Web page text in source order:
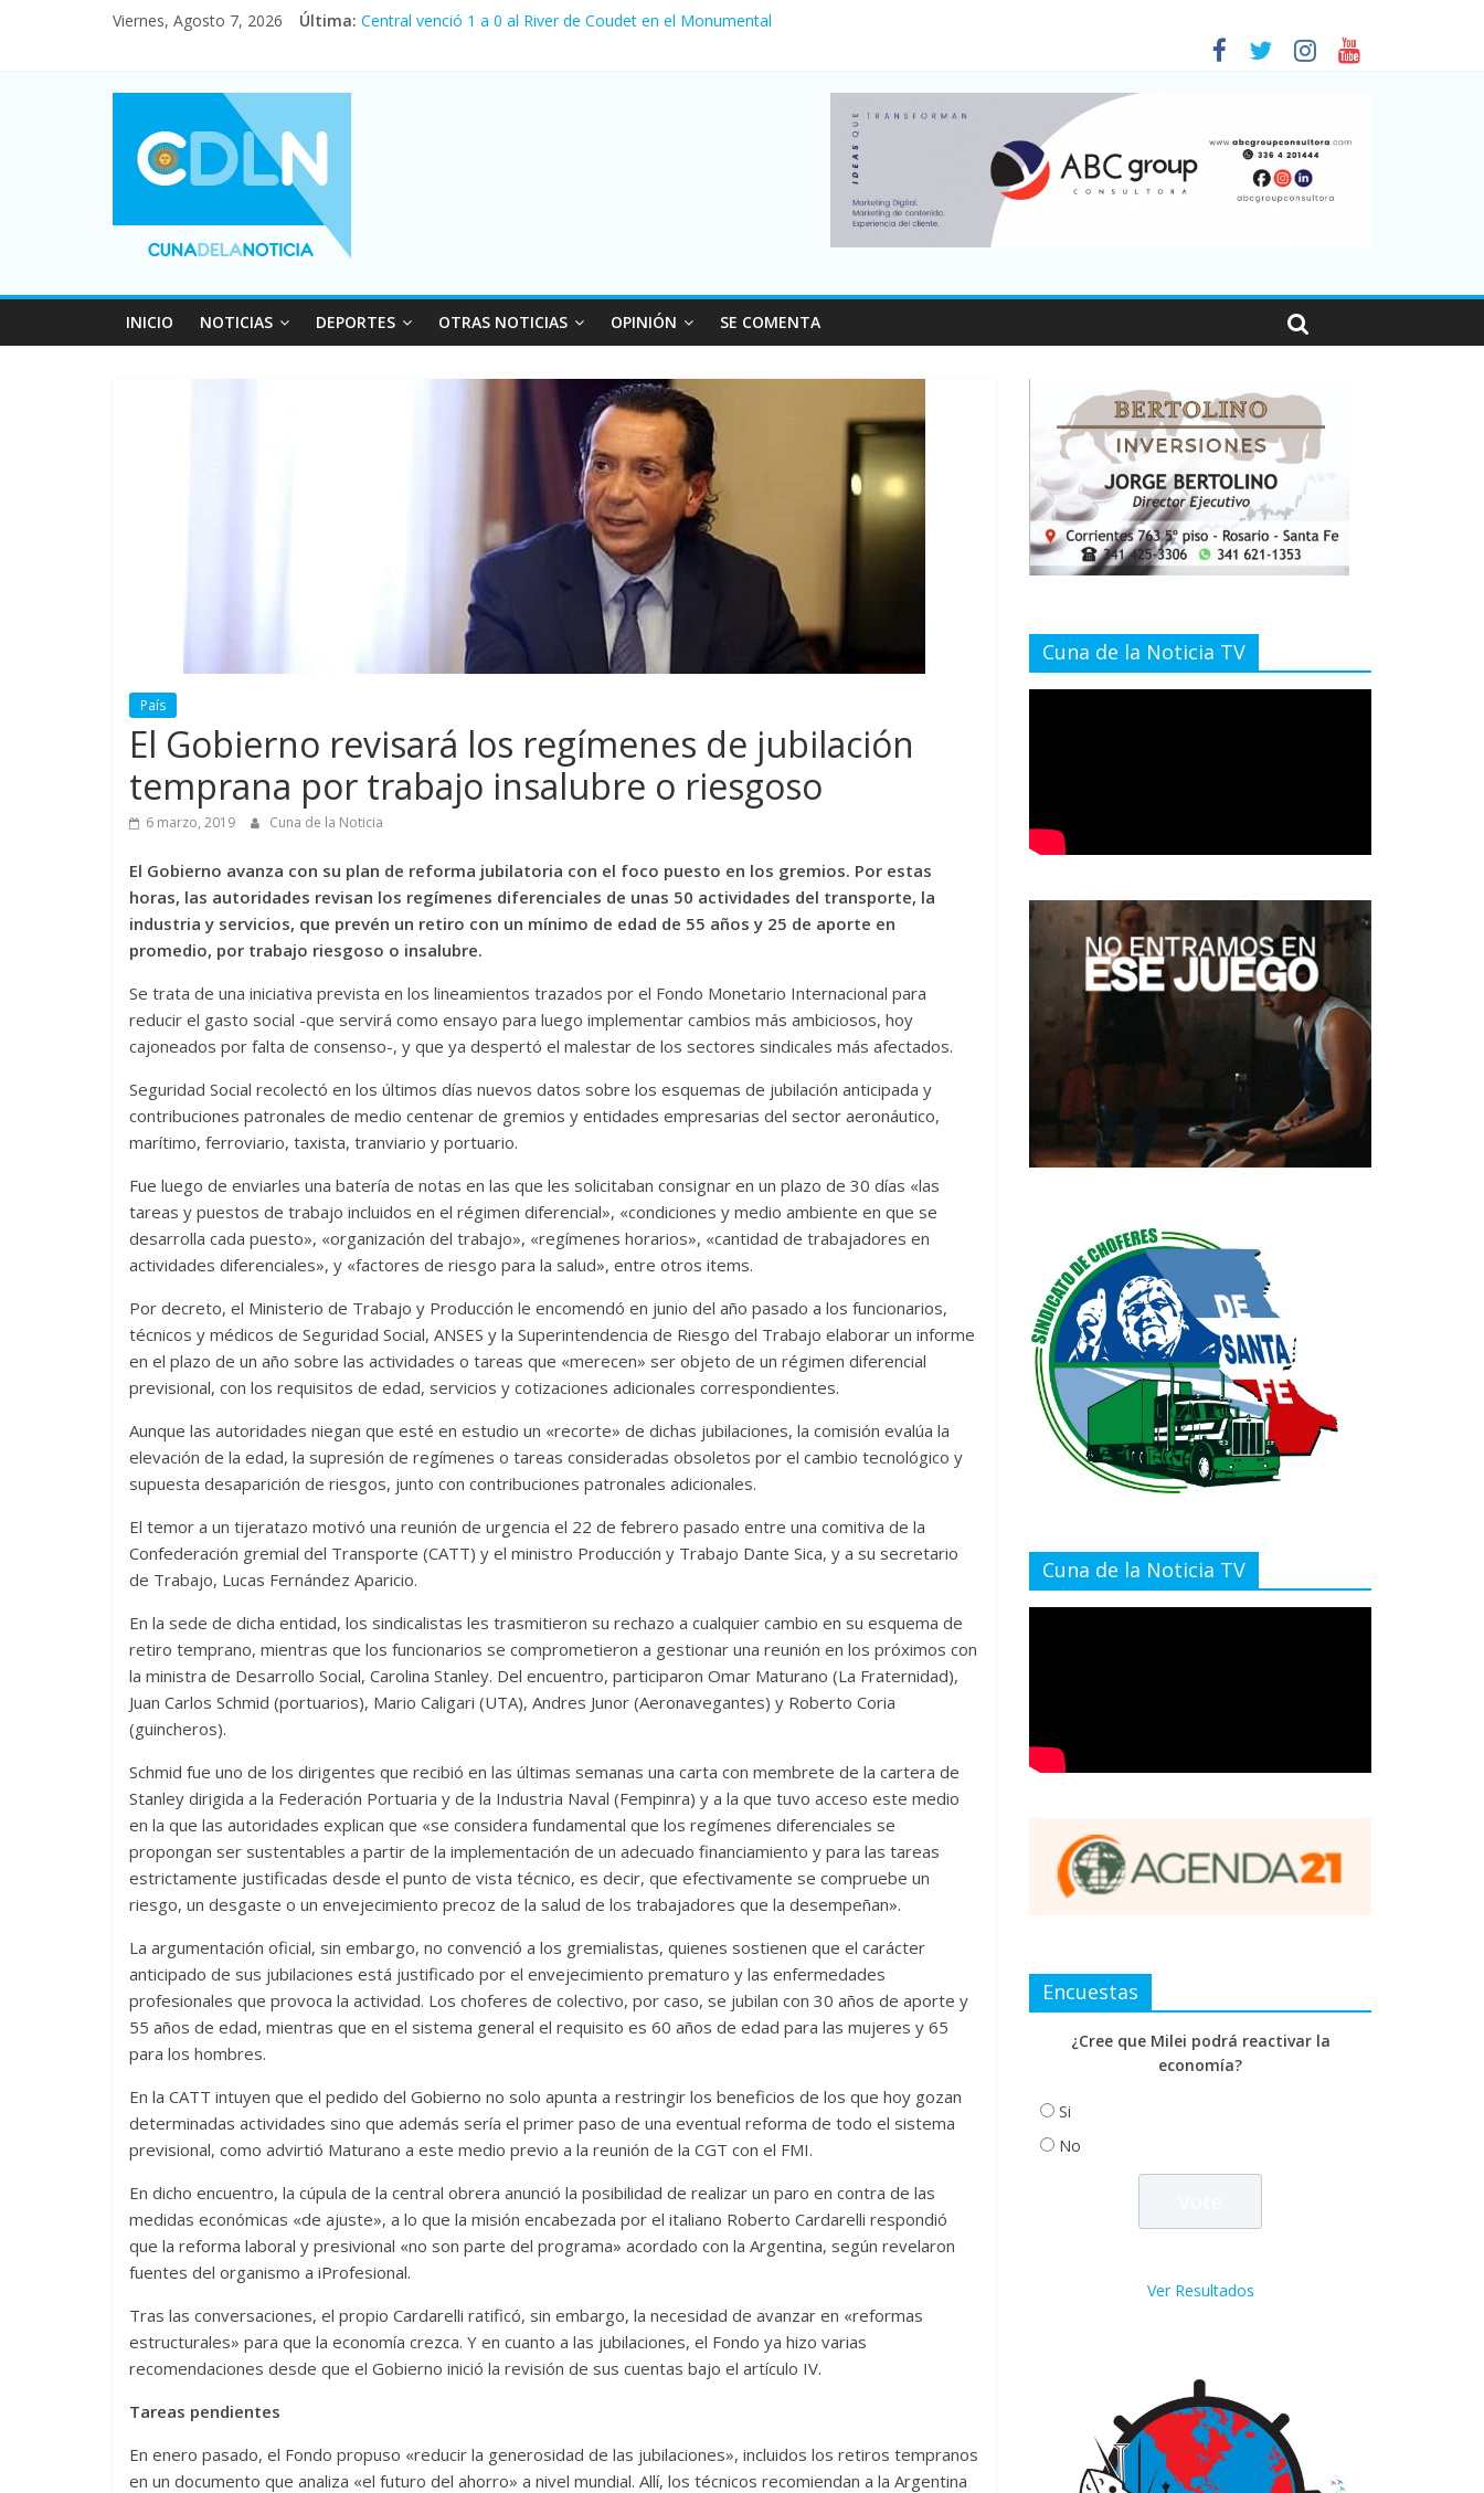
Viernes, Agosto 7, 2026 Última: Central venció 1 a 0 al River de Coudet en el Monumental
Vacaciones de invierno con más movimiento y consumo turístico: 4,6 millones de personas viajaron por el país, un 5,9% más que en 2025
Fuerte caída de la venta de autos usados en julio: bajó un 12,6% interanual
INICIO NOTICIAS DEPORTES OTRAS NOTICIAS OPINIÓN SE COMENTA
País
El Gobierno revisará los regímenes de jubilación
temprana por trabajo insalubre o riesgoso
6 marzo, 2019 Cuna de la Noticia
El Gobierno avanza con su plan de reforma jubilatoria con el foco puesto en los gremios. Por estas
horas, las autoridades revisan los regímenes diferenciales de unas 50 actividades del transporte, la
industria y servicios, que prevén un retiro con un mínimo de edad de 55 años y 25 de aporte en
promedio, por trabajo riesgoso o insalubre.
Se trata de una iniciativa prevista en los lineamientos trazados por el Fondo Monetario Internacional para
reducir el gasto social -que servirá como ensayo para luego implementar cambios más ambiciosos, hoy
cajoneados por falta de consenso-, y que ya despertó el malestar de los sectores sindicales más afectados.
Seguridad Social recolectó en los últimos días nuevos datos sobre los esquemas de jubilación anticipada y
contribuciones patronales de medio centenar de gremios y entidades empresarias del sector aeronáutico,
marítimo, ferroviario, taxista, tranviario y portuario.
Fue luego de enviarles una batería de notas en las que les solicitaban consignar en un plazo de 30 días «las
tareas y puestos de trabajo incluidos en el régimen diferencial», «condiciones y medio ambiente en que se
desarrolla cada puesto», «organización del trabajo», «regímenes horarios», «cantidad de trabajadores en
actividades diferenciales», y «factores de riesgo para la salud», entre otros items.
Por decreto, el Ministerio de Trabajo y Producción le encomendó en junio del año pasado a los funcionarios,
técnicos y médicos de Seguridad Social, ANSES y la Superintendencia de Riesgo del Trabajo elaborar un informe
en el plazo de un año sobre las actividades o tareas que «merecen» ser objeto de un régimen diferencial
previsional, con los requisitos de edad, servicios y cotizaciones adicionales correspondientes.
Aunque las autoridades niegan que esté en estudio un «recorte» de dichas jubilaciones, la comisión evalúa la
elevación de la edad, la supresión de regímenes o tareas consideradas obsoletos por el cambio tecnológico y
supuesta desaparición de riesgos, junto con contribuciones patronales adicionales.
El temor a un tijeratazo motivó una reunión de urgencia el 22 de febrero pasado entre una comitiva de la
Confederación gremial del Transporte (CATT) y el ministro Producción y Trabajo Dante Sica, y a su secretario
de Trabajo, Lucas Fernández Aparicio.
En la sede de dicha entidad, los sindicalistas les trasmitieron su rechazo a cualquier cambio en su esquema de
retiro temprano, mientras que los funcionarios se comprometieron a gestionar una reunión en los próximos con
la ministra de Desarrollo Social, Carolina Stanley. Del encuentro, participaron Omar Maturano (La Fraternidad),
Juan Carlos Schmid (portuarios), Mario Caligari (UTA), Andres Junor (Aeronavegantes) y Roberto Coria
(guincheros).
Schmid fue uno de los dirigentes que recibió en las últimas semanas una carta con membrete de la cartera de
Stanley dirigida a la Federación Portuaria y de la Industria Naval (Fempinra) y a la que tuvo acceso este medio
en la que las autoridades explican que «se considera fundamental que los regímenes diferenciales se
propongan ser sustentables a partir de la implementación de un adecuado financiamiento y para las tareas
estrictamente justificadas desde el punto de vista técnico, es decir, que efectivamente se compruebe un
riesgo, un desgaste o un envejecimiento precoz de la salud de los trabajadores que la desempeñan».
La argumentación oficial, sin embargo, no convenció a los gremialistas, quienes sostienen que el carácter
anticipado de sus jubilaciones está justificado por el envejecimiento prematuro y las enfermedades
profesionales que provoca la actividad. Los choferes de colectivo, por caso, se jubilan con 30 años de aporte y
55 años de edad, mientras que en el sistema general el requisito es 60 años de edad para las mujeres y 65
para los hombres.
En la CATT intuyen que el pedido del Gobierno no solo apunta a restringir los beneficios de los que hoy gozan
determinadas actividades sino que además sería el primer paso de una eventual reforma de todo el sistema
previsional, como advirtió Maturano a este medio previo a la reunión de la CGT con el FMI.
En dicho encuentro, la cúpula de la central obrera anunció la posibilidad de realizar un paro en contra de las
medidas económicas «de ajuste», a lo que la misión encabezada por el italiano Roberto Cardarelli respondió
que la reforma laboral y presivional «no son parte del programa» acordado con la Argentina, según revelaron
fuentes del organismo a iProfesional.
Tras las conversaciones, el propio Cardarelli ratificó, sin embargo, la necesidad de avanzar en «reformas
estructurales» para que la economía crezca. Y en cuanto a las jubilaciones, el Fondo ya hizo varias
recomendaciones desde que el Gobierno inició la revisión de sus cuentas bajo el artículo IV.
Tareas pendientes
En enero pasado, el Fondo propuso «reducir la generosidad de las jubilaciones», incluidos los retiros tempranos
en un documento que analiza «el futuro del ahorro» a nivel mundial. Allí, los técnicos recomiendan a la Argentina
Cuna de la Noticia TV
Cuna de la Noticia TV
Encuestas
¿Cree que Milei podrá reactivar la
economía?
Si
No
Ver Resultados